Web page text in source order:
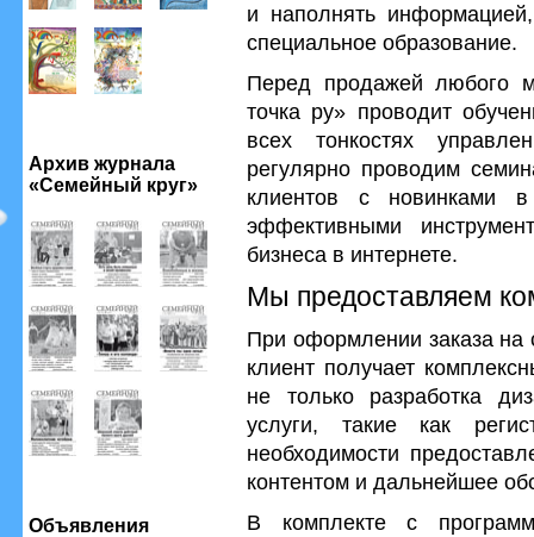
Архив журнала
«Семейный круг»
Объявления
и наполнять
специальное образование.
Перед продажей любого
точка ру» проводит
всех тонкостях
регулярно проводим
клиентов с новинками в
эффективными
бизнеса в интернете.
Мы предоставляем
При оформлении заказа на
клиент получает
не только разработка
услуги, такие как
необходимости
контентом и дальнейшее
В комплекте с